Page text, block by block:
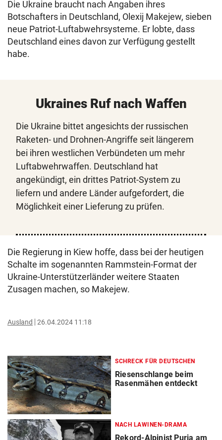
Die Ukraine braucht nach Angaben ihres
Botschafters in Deutschland, Olexij Makejew, sieben
neue Patriot-Luftabwehrsysteme. Er lobte, dass
Deutschland eines davon zur Verfügung gestellt
habe.
Ukraines Ruf nach Waffen
Die Ukraine bittet angesichts der russischen
Raketen- und Drohnen-Angriffe seit längerem
bei ihren westlichen Verbündeten um mehr
Luftabwehrwaffen. Deutschland hat
angekündigt, ein drittes Patriot-System zu
liefern und andere Länder aufgefordert, die
Möglichkeit einer Lieferung zu prüfen.
Die Regierung in Kiew hoffe, dass bei der heutigen
Schalte im sogenannten Rammstein-Format der
Ukraine-Unterstützerländer weitere Staaten
Zusagen machen, so Makejew.
Ausland 26.04.2024 11:18
SCHRECK FÜR DEUTSCHEN
Riesenschlange beim
Rasenmähen entdeckt
NACH LAWINEN-DRAMA
Rekord-Alpinist Purja am